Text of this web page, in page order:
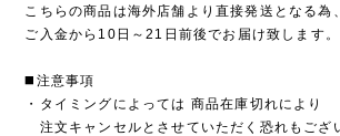
こちらの商品は海外店舗より直接発送となる為、
ご入金から10日～21日前後でお届け致します。
◼️注意事項
・タイミングによっては 商品在庫切れにより
注文キャンセルとさせていただく恐れもござ